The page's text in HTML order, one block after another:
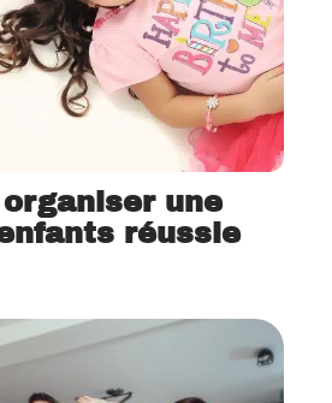
une
réussie